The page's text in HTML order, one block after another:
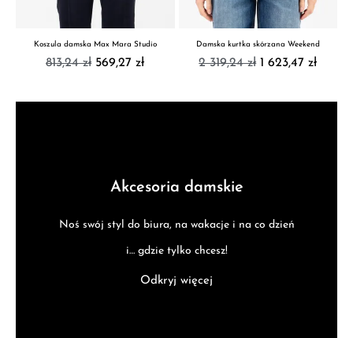
Koszula damska Max Mara Studio
813,24 zł 569,27 zł
Damska kurtka skórzana Weekend
2 319,24 zł 1 623,47 zł
Akcesoria damskie
Noś swój styl do biura, na wakacje i na co dzień
i… gdzie tylko chcesz!
Odkryj więcej